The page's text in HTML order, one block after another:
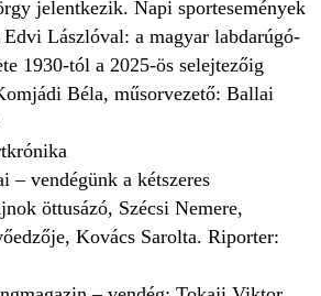
jelentkezik. Napi sportesemények
Edvi Lászlóval: a magyar labdarúgó-
1930-tól a 2025-ös selejtezőig
Béla, műsorvezető: Ballai
– vendégünk a kétszeres
öttusázó, Szécsi Nemere,
Kovács Sarolta. Riporter: